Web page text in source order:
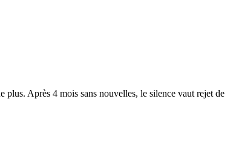
Après 4 mois sans nouvelles, le silence vaut rejet de